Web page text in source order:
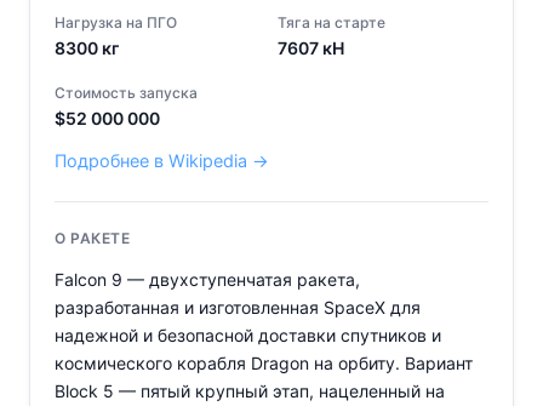
Нагрузка на ПГО
8300 кг
Тяга на старте
7607 кН
Стоимость запуска
$52 000 000
Подробнее в Wikipedia →
О РАКЕТЕ
Falcon 9 — двухступенчатая ракета,
разработанная и изготовленная SpaceX для
надежной и безопасной доставки спутников и
космического корабля Dragon на орбиту. Вариант
Block 5 — пятый крупный этап, нацеленный на